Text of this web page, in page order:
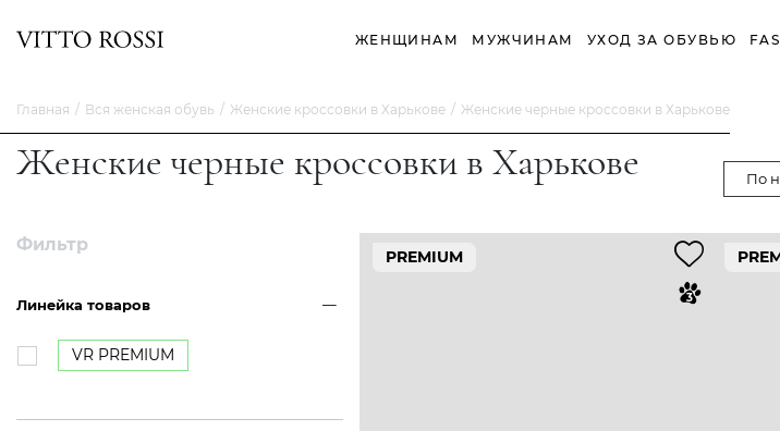
ЖЕНЩИНАМ МУЖЧИНАМ УХОД ЗА ОБУВЬЮ
Главная Вся женская обувь Женские кроссовки в Харькове Женские черные кроссовки в Харькове
Женские черные кроссовки в Харькове По
Фильтр
Линейка товаров
VR PREMIUM
PREMIUM